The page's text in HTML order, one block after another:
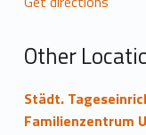
i
o
n
Other
Städt.
Familienzentrum